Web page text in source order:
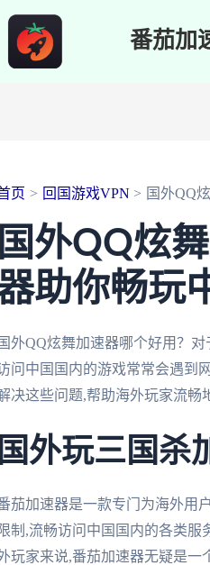
番茄加
页 回国游戏VPN 国外QQ
国外QQ炫
助你畅玩
国外QQ炫舞加速器哪个好用？
问中国国内的游戏常常会遇到
决这些问题,帮助海外玩家流畅
国外玩三国杀
茄加速器是一款专门为海外用
限制,流畅访问中国国内的各类
玩家来说,番茄加速器无疑是一